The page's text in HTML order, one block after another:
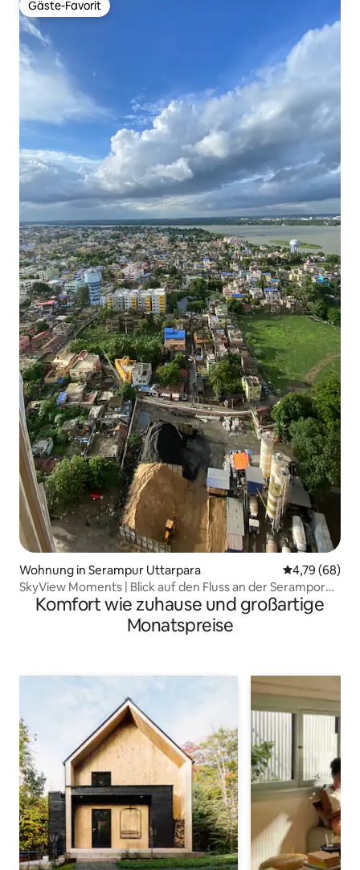
Gäste-Favorit
Gäste-Favorit
Wohnung in Serampur Uttarpara
4,79 (68)
SkyView Moments | Blick auf den Fluss an der Serampore
GT Road
Komfort wie zuhause und großartige
Monatspreise